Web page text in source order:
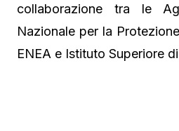
collaborazione tra le
Nazionale per la
ENEA e Istituto Superiore